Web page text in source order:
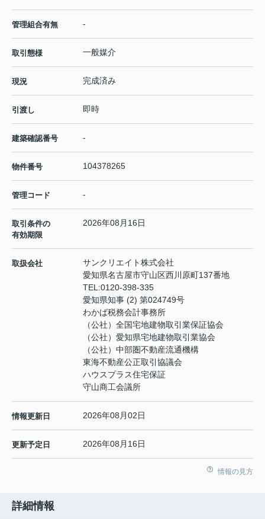
管理組合有無 -
取引態様 一般媒介
現況 完成済み
引渡し 即時
建築確認番号 -
物件番号 104378265
管理コード -
取引条件の
有効期限
2026年08月16日
取扱会社
サンクリエイト株式会社
愛知県名古屋市守山区西川原町137番地
TEL:0120-398-335
愛知県知事 (2) 第024749号
わかば税務会計事務所
（公社）全国宅地建物取引業保証協会
（公社）愛知県宅地建物取引業協会
（公社）中部圏不動産流通機構
東海不動産公正取引協議会
ハウスプラス住宅保証
守山商工会議所
情報更新日 2026年08月02日
更新予定日 2026年08月16日
情報の見方
詳細情報